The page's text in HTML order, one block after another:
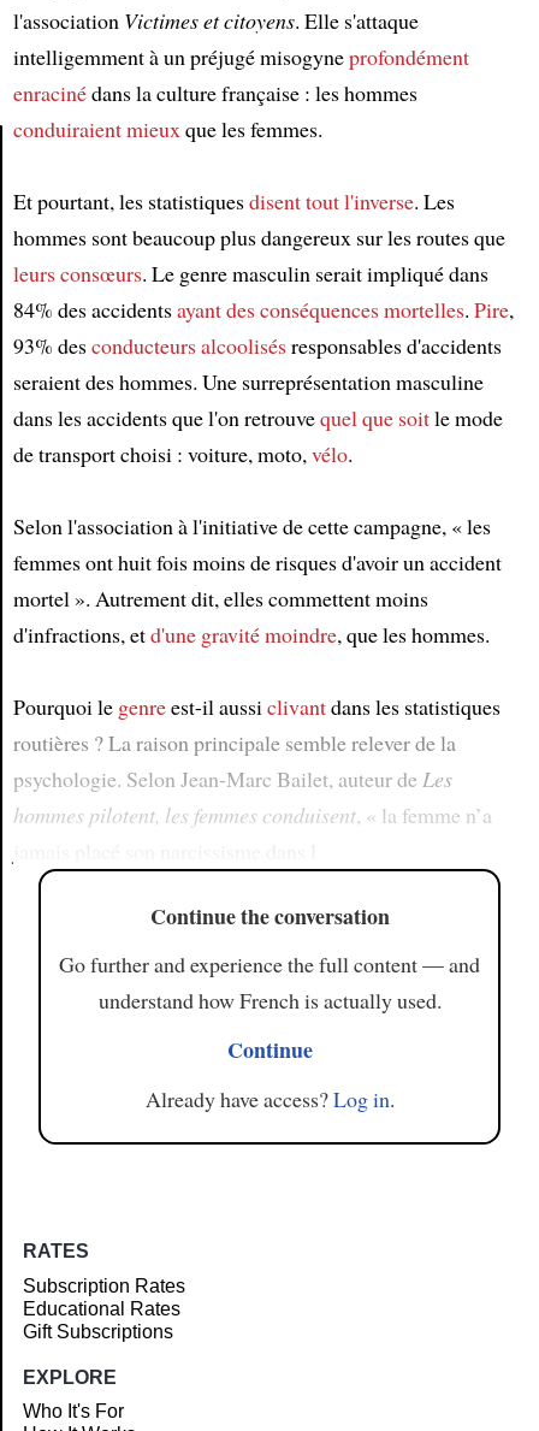
Article
l'association Victimes et citoyens. Elle s'attaque
intelligemment à un préjugé misogyneprofondément
enracinédans la culture française : les hommes
conduiraient mieuxque les femmes.
Et pourtant, les statistiquesdisent tout l'inverse. Les
hommes sont beaucoup plus dangereux sur les routes que
leurs consœurs. Le genre masculin serait impliqué dans
84% des accidentsayant des conséquences mortelles. Pire,
93% desconducteurs alcoolisésresponsables d'accidents
seraient des hommes. Une surreprésentation masculine
dans les accidents que l'on retrouvequel que soitle mode
de transport choisi : voiture, moto,vélo.
Selon l'association à l'initiative de cette campagne, « les
femmes ont huit fois moins de risques d'avoir un accident
mortel ». Autrement dit, elles commettent moins
d'infractions, etd'une gravité moindre, que les hommes.
Pourquoi le genreest-il aussiclivantdans les statistiques
routières ? La raison principale semble relever de la
psychologie. Selon Jean-Marc Bailet, auteur deLes
hommes pilotent, les femmes conduisent, « la femme n’a
Continue the conversation
Go further and experience the full content — and
understand how French is actually used.
Continue
Already have access?Log in.
RATES
Subscription Rates
Educational Rates
Gift Subscriptions
EXPLORE
Who It's For